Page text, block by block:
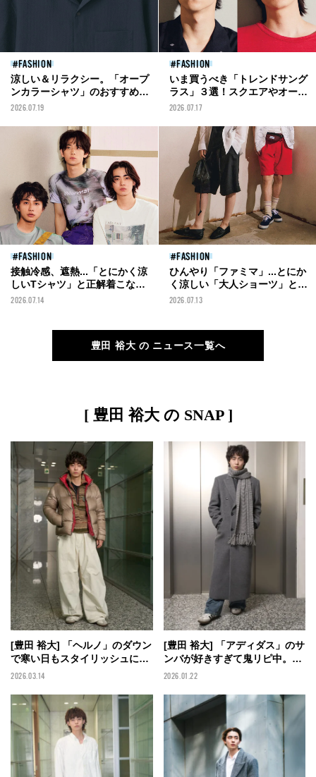
FASHION
涼しい＆リラクシー。「オープ
ンカラーシャツ」のおすすめと
正解着こなし10選。ファミマ、
きは“開襟”！
2026.07.19
FASHION
いま買うべき「トレンドサング
ラス」３選！スクエアやオーバ
ルの定番デザインに流行りのス
2026.07.17
FASHION
接触冷感、遮熱...「とにかく涼
しいTシャツ」と正解着こなし
３選！１万円以下の機能名品
2026.07.14
FASHION
ひんやり「ファミマ」...とにか
く涼しい「大人ショーツ」と正
解着こなし５選！接触冷感、通
2026.07.13
豊田 裕大 の ニュース一覧へ
[ 豊田 裕大 の SNAP ]
[豊田 裕大] 「ヘルノ」のダウン
で寒い日もスタイリッシュに。
足元は愛用スニーカーの「アデ
ルの私服スナップ】
2026.03.14
[豊田 裕大] 「アディダス」のサ
ンバが好きすぎて鬼リピ中。父
にもらった「ディーゼル」のマ
いに暖かい！【メンズノンノモ
デルの私服スナップ】
2026.01.22